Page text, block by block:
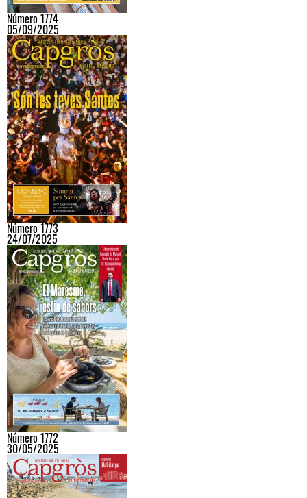
Número 1774
05/09/2025
Número 1773
24/07/2025
Número 1772
30/05/2025